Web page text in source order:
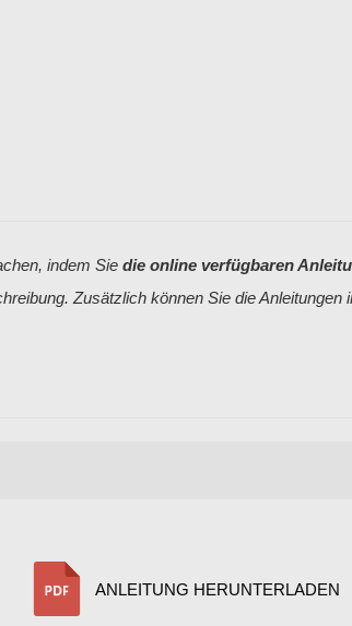
indem Sie die online verfügbaren
Zusätzlich können Sie die Anleitungen
ANLEITUNG HERUNTERLADEN